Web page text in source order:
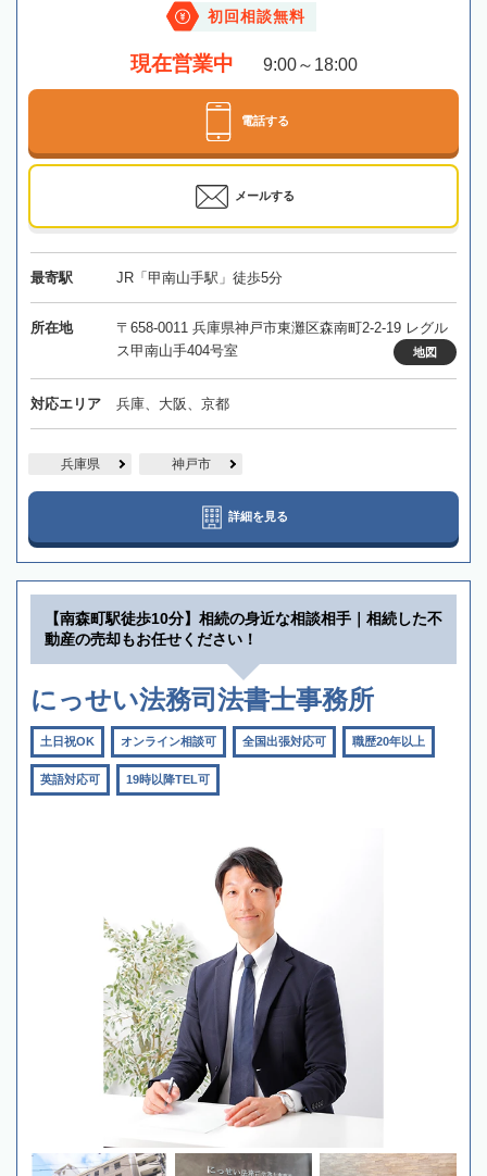
初回相談無料
現在営業中 9:00～18:00
電話する
メールする
最寄駅 JR「甲南山手駅」徒歩5分
所在地
〒658-0011 兵庫県神戸市東灘区森南町2-2-19 レグル
ス甲南山手404号室
地図
対応エリア 兵庫、大阪、京都
兵庫県 神戸市
詳細を見る
【南森町駅徒歩10分】相続の身近な相談相手｜相続した不
動産の売却もお任せください！
にっせい法務司法書士事務所
土日祝OK オンライン相談可 全国出張対応可 職歴20年以上
英語対応可 19時以降TEL可